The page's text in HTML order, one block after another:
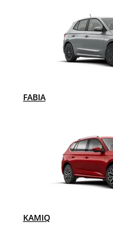
FABIA
KAMIQ